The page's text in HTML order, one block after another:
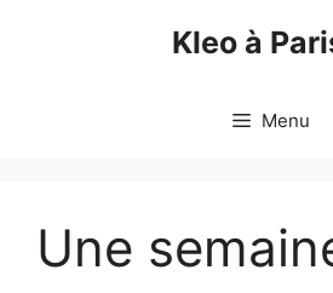
Kleo à
Menu
Une